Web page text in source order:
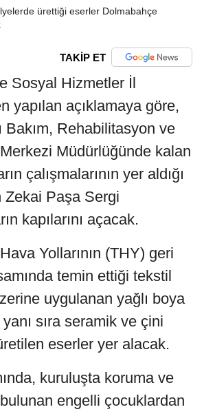
TAKİP ET
Sosyal Hizmetler İl
yapılan açıklamaya göre,
Bakım, Rehabilitasyon ve
Müdürlüğünde kalan
çalışmalarının yer aldığı
Zekai Paşa Sergi
kapılarını açacak.
Yollarının (THY) geri
temin ettiği tekstil
uygulanan yağlı boya
yanı sıra seramik ve çini
eserler yer alacak.
kuruluşta koruma ve
bulunan engelli çocuklardan